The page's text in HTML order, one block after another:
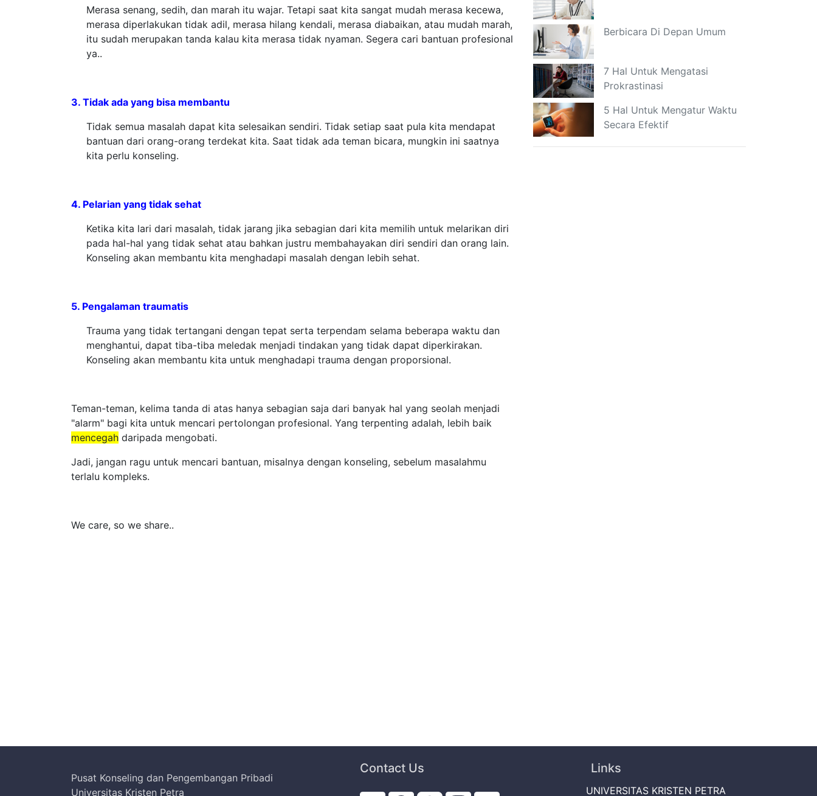
Merasa senang, sedih, dan marah itu wajar. Tetapi saat kita sangat mudah merasa kecewa,
merasa diperlakukan tidak adil, merasa hilang kendali, merasa diabaikan, atau mudah marah,
itu sudah merupakan tanda kalau kita merasa tidak nyaman. Segera cari bantuan profesional
ya..
3. Tidak ada yang bisa membantu
Tidak semua masalah dapat kita selesaikan sendiri. Tidak setiap saat pula kita mendapat
bantuan dari orang-orang terdekat kita. Saat tidak ada teman bicara, mungkin ini saatnya
kita perlu konseling.
4. Pelarian yang tidak sehat
Ketika kita lari dari masalah, tidak jarang jika sebagian dari kita memilih untuk melarikan diri
pada hal-hal yang tidak sehat atau bahkan justru membahayakan diri sendiri dan orang lain.
Konseling akan membantu kita menghadapi masalah dengan lebih sehat.
5. Pengalaman traumatis
Trauma yang tidak tertangani dengan tepat serta terpendam selama beberapa waktu dan
menghantui, dapat tiba-tiba meledak menjadi tindakan yang tidak dapat diperkirakan.
Konseling akan membantu kita untuk menghadapi trauma dengan proporsional.
Teman-teman, kelima tanda di atas hanya sebagian saja dari banyak hal yang seolah menjadi
"alarm" bagi kita untuk mencari pertolongan profesional. Yang terpenting adalah, lebih baik
mencegah daripada mengobati.
Jadi, jangan ragu untuk mencari bantuan, misalnya dengan konseling, sebelum masalahmu
terlalu kompleks.
We care, so we share..
Berbicara Di Depan Umum
7 Hal Untuk Mengatasi
Prokrastinasi
5 Hal Untuk Mengatur Waktu
Secara Efektif
Pusat Konseling dan Pengembangan Pribadi
Universitas Kristen Petra
Contact Us Links
UNIVERSITAS KRISTEN PETRA